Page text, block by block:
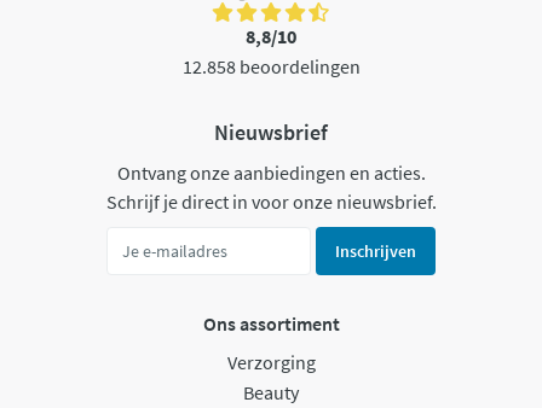
8,8/10
12.858 beoordelingen
Nieuwsbrief
Ontvang onze aanbiedingen en acties.
Schrijf je direct in voor onze nieuwsbrief.
Inschrijven
Ons assortiment
Verzorging
Beauty